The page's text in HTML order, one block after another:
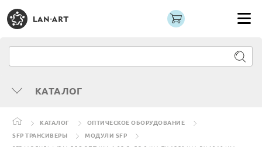
КАТАЛОГ
КАТАЛОГ
ОПТИЧЕСКОЕ ОБОРУДОВАНИЕ
SFP ТРАНСИВЕРЫ
МОДУЛИ SFP